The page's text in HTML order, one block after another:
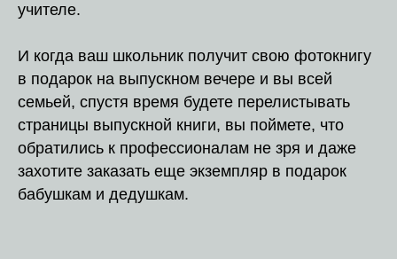
учителе.
И когда ваш школьник получит свою фотокнигу
в подарок на выпускном вечере и вы всей
семьей, спустя время будете перелистывать
страницы выпускной книги, вы поймете, что
обратились к профессионалам не зря и даже
захотите заказать еще экземпляр в подарок
бабушкам и дедушкам.